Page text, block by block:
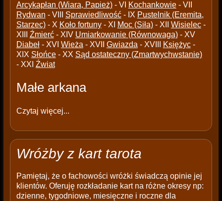
Arcykapłan (Wiara, Papież)- VI Kochankowie- VII
Rydwan - VIII Sprawiedliwość- IX Pustelnik (Eremita,
Starzec)- X Koło fortuny- XI Moc (Siła)- XII Wisielec-
XIII Źmierć- XIV Umiarkowanie (Równowaga)- XV
Diabeł- XVI Wieża - XVII Gwiazda - XVIII Księżyc-
XIX Słońce- XX Sąd ostateczny (Zmartwychwstanie)
- XXI Źwiat
Małe arkana
Czytaj więcej...
Wróżby z kart tarota
Pamiętaj, że o fachowości wróżki świadczą opinie jej
klientów. Oferuję rozkładanie kart na różne okresy np:
dzienne, tygodniowe, miesięczne i roczne dla